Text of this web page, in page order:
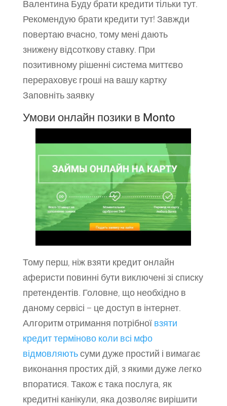
Валентина Буду брати кредити тільки тут.
Рекомендую брати кредити тут! Завжди
повертаю вчасно, тому мені дають
знижену відсоткову ставку. При
позитивному рішенні система миттєво
перераховує гроші на вашу картку
Заповніть заявку
Умови онлайн позики в Monto
Тому перш, ніж взяти кредит онлайн
аферисти повинні бути виключені зі списку
претендентів. Головне, що необхідно в
даному сервісі – це доступ в інтернет.
Алгоритм отримання потрібної взяти
кредит терміново коли всі мфо
відмовляютьсуми дуже простий і вимагає
виконання простих дій, з якими дуже легко
впоратися. Також є така послуга, як
кредитні канікули, яка дозволяє вирішити